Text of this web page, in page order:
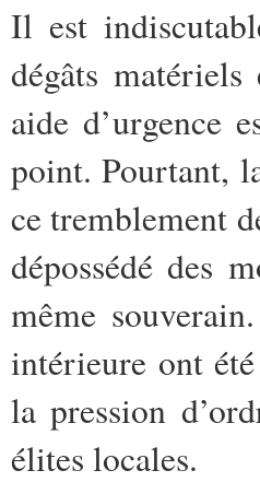
Il est
dégâts
aide d’urgence
point. Pourtant,
ce tremblement
dépossédé des
même
intérieure ont
la pression
élites locales.